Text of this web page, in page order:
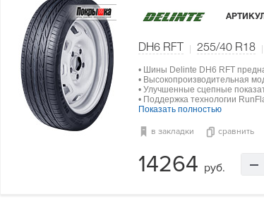
DH6 RFT 255/40 R18
• Шины Delinte DH6 RFT
• Высокопроизводительная
• Улучшенные сцепные
• Поддержка технологии
Показать полностью
в закладки сравнить
14264 руб.